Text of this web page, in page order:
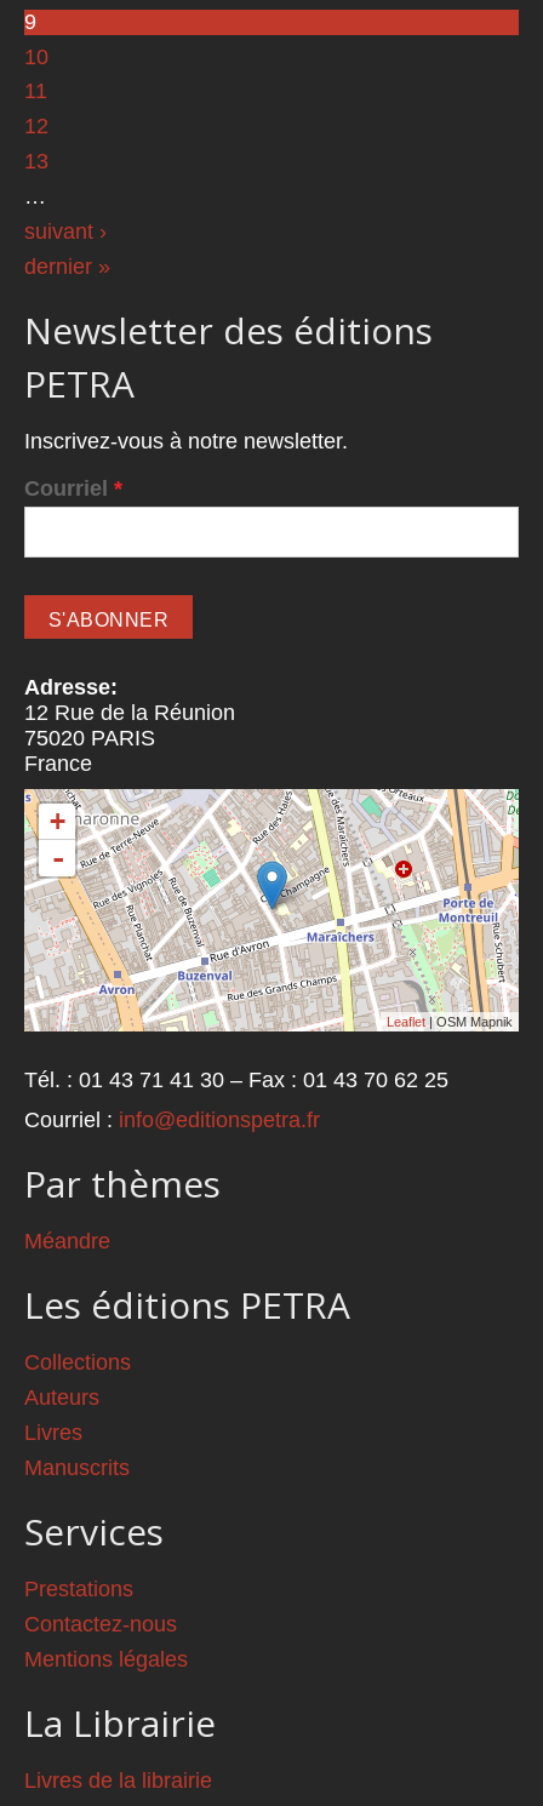
9
10
11
12
13
…
suivant ›
dernier »
Newsletter des éditions
PETRA
Inscrivez-vous à notre newsletter.
Courriel *
Adresse:
12 Rue de la Réunion
75020 PARIS
France
+
-
Leaflet | OSM Mapnik
Tél. : 01 43 71 41 30 – Fax : 01 43 70 62 25
Courriel : info@editionspetra.fr
Par thèmes
Méandre
Les éditions PETRA
Collections
Auteurs
Livres
Manuscrits
Services
Prestations
Contactez-nous
Mentions légales
La Librairie
Livres de la librairie